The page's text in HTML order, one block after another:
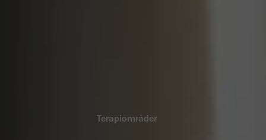
Terapiområder